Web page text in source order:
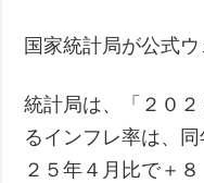
国家統計局が公式
統計局は、「２０
るインフレ率は、
２５年４月比で＋